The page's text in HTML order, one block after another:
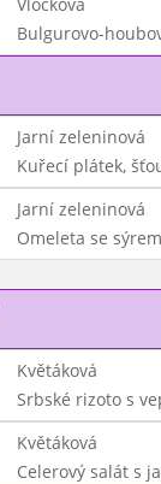
Bulgurovo-
Jarní zeleninová
Kuřecí plátek,
Jarní zeleninová
Omeleta se
Květáková
Srbské rizoto s
Květáková
Celerový salát s